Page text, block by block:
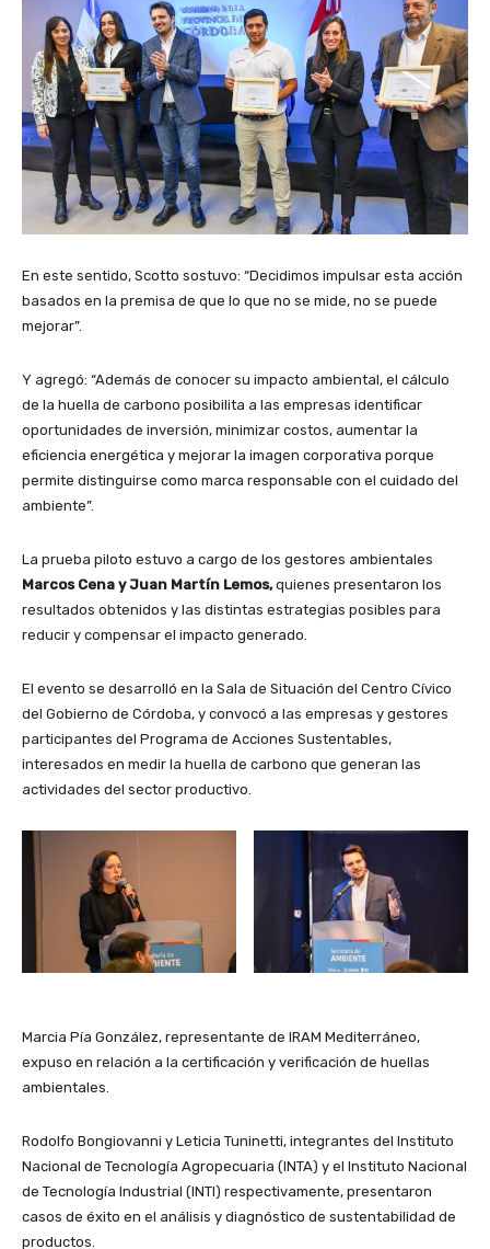
En este sentido, Scotto sostuvo: “Decidimos impulsar esta acción
basados en la premisa de que lo que no se mide, no se puede
mejorar”.
Y agregó: “Además de conocer su impacto ambiental, el cálculo
de la huella de carbono posibilita a las empresas identificar
oportunidades de inversión, minimizar costos, aumentar la
eficiencia energética y mejorar la imagen corporativa porque
permite distinguirse como marca responsable con el cuidado del
ambiente”.
La prueba piloto estuvo a cargo de los gestores ambientales
Marcos Cena y Juan Martín Lemos,quienes presentaron los
resultados obtenidos y las distintas estrategias posibles para
reducir y compensar el impacto generado.
El evento se desarrolló en la Sala de Situación del Centro Cívico
del Gobierno de Córdoba, y convocó a las empresas y gestores
participantes del Programa de Acciones Sustentables,
interesados en medir la huella de carbono que generan las
actividades del sector productivo.
Marcia Pía González, representante de IRAM Mediterráneo,
expuso en relación a la certificación y verificación de huellas
ambientales.
Rodolfo Bongiovanni y Leticia Tuninetti, integrantes del Instituto
Nacional de Tecnología Agropecuaria (INTA) y el Instituto Nacional
de Tecnología Industrial (INTI) respectivamente, presentaron
casos de éxito en el análisis y diagnóstico de sustentabilidad de
productos.